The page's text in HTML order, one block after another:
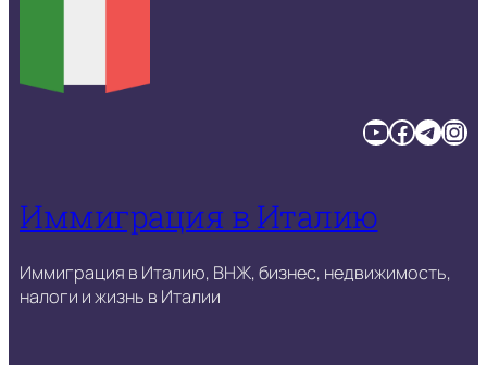
YouTube Facebook TelegramInstagram
Иммиграция в Италию
Иммиграция в Италию, ВНЖ, бизнес, недвижимость,
налоги и жизнь в Италии